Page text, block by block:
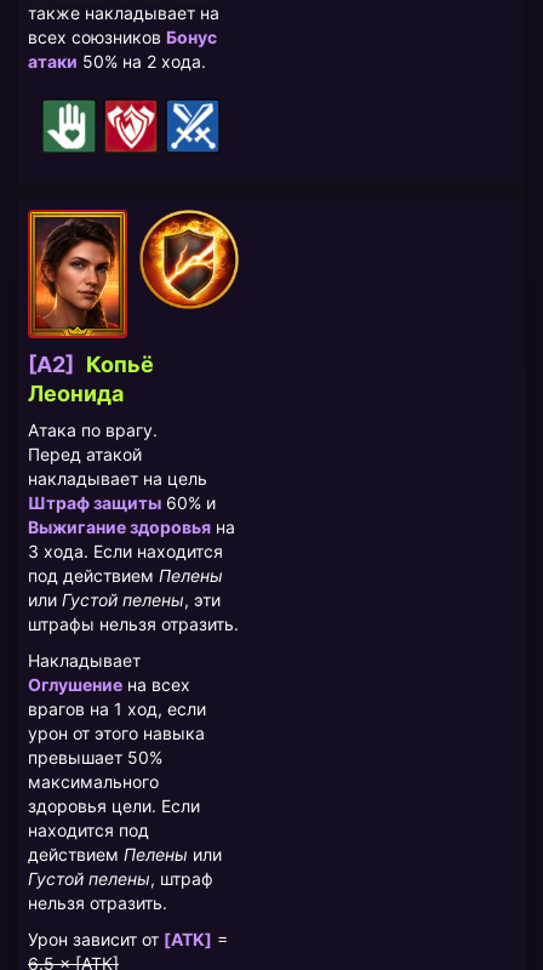
также накладывает на
всех союзников Бонус
атаки 50% на 2 хода.
[A2]
Копьё
Леонида
Атака по врагу.
Перед атакой
накладывает на цель
Штраф защиты 60% и
Выжигание здоровья на
3 хода. Если находится
под действием Пелены
или Густой пелены, эти
штрафы нельзя отразить.
Накладывает
Оглушение на всех
врагов на 1 ход, если
урон от этого навыка
превышает 50%
максимального
здоровья цели. Если
находится под
действием Пелены или
Густой пелены, штраф
нельзя отразить.
Урон зависит от [ATK] =
6.5 × [АТК]